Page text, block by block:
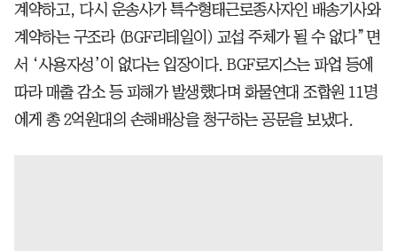
계약하고, 다시 운송사가 특수형태근로종사자인 배송기사와
계약하는 구조라 (BGF리테일이) 교섭 주체가 될 수 없다”면
서 ‘사용자성’이 없다는 입장이다. BGF로지스는 파업 등에
따라 매출 감소 등 피해가 발생했다며 화물연대 조합원 11명
에게 총 2억원대의 손해배상을 청구하는 공문을 보냈다.